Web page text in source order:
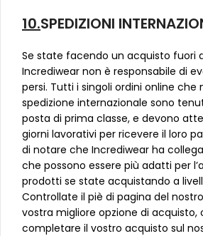
10.SPEDIZIONI
Se state facendo un acquisto fuori
Incrediwear non è responsabile di
persi. Tutti i singoli ordini online che
spedizione internazionale sono
posta di prima classe, e devono
giorni lavorativi per ricevere il loro
di notare che Incrediwear ha
che possono essere più adatti per
prodotti se state acquistando a
Controllate il piè di pagina del
vostra migliore opzione di acquisto,
completare il vostro acquisto sul